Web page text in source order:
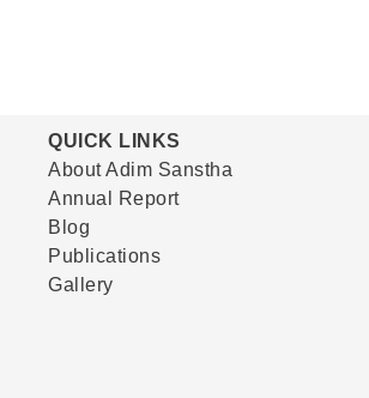
QUICK LINKS
About Adim Sanstha
Annual Report
Blog
Publications
Gallery